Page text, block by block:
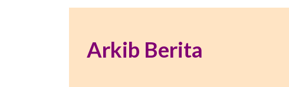
Arkib Berita